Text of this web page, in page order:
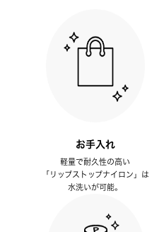
お手入れ
軽量で耐久性の高い
「リップストップナイロン」は
水洗いが可能。